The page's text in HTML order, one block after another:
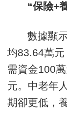
“保險+
數據顯
均83.64萬
需資金100
元。中老年
期卻更低，